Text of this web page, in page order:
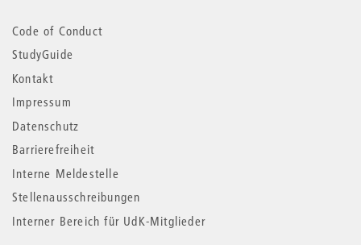
Code of Conduct
StudyGuide
Kontakt
Impressum
Datenschutz
Barrierefreiheit
Interne Meldestelle
Stellenausschreibungen
Interner Bereich für UdK-Mitglieder